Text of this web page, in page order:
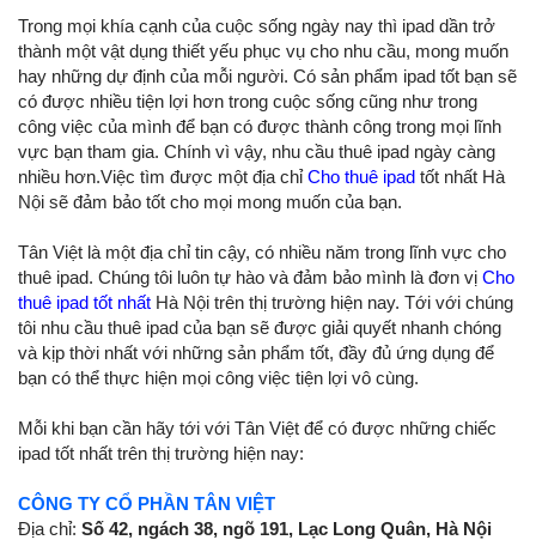
Trong mọi khía cạnh của cuộc sống ngày nay thì ipad dần trở
thành một vật dụng thiết yếu phục vụ cho nhu cầu, mong muốn
hay những dự định của mỗi người. Có sản phẩm ipad tốt bạn sẽ
có được nhiều tiện lợi hơn trong cuộc sống cũng như trong
công việc của mình để bạn có được thành công trong mọi lĩnh
vực bạn tham gia. Chính vì vậy, nhu cầu thuê ipad ngày càng
nhiều hơn.Việc tìm được một địa chỉCho thuê ipad tốt nhất Hà
Nội sẽ đảm bảo tốt cho mọi mong muốn của bạn.
Tân Việt là một địa chỉ tin cậy, có nhiều năm trong lĩnh vực cho
thuê ipad. Chúng tôi luôn tự hào và đảm bảo mình là đơn vị Cho
thuê ipad tốt nhất Hà Nội trên thị trường hiện nay. Tới với chúng
tôi nhu cầu thuê ipad của bạn sẽ được giải quyết nhanh chóng
và kịp thời nhất với những sản phẩm tốt, đầy đủ ứng dụng để
bạn có thể thực hiện mọi công việc tiện lợi vô cùng.
Mỗi khi bạn cần hãy tới với Tân Việt để có được những chiếc
ipad tốt nhất trên thị trường hiện nay:
CÔNG TY CỔ PHẦN TÂN VIỆT
Địa chỉ: Số 42, ngách 38, ngõ 191, Lạc Long Quân, Hà Nội